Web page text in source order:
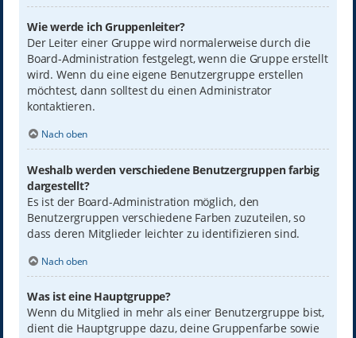
Wie werde ich Gruppenleiter?
Der Leiter einer Gruppe wird normalerweise durch die
Board-Administration festgelegt, wenn die Gruppe erstellt
wird. Wenn du eine eigene Benutzergruppe erstellen
möchtest, dann solltest du einen Administrator
kontaktieren.
Nach oben
Weshalb werden verschiedene Benutzergruppen farbig
dargestellt?
Es ist der Board-Administration möglich, den
Benutzergruppen verschiedene Farben zuzuteilen, so
dass deren Mitglieder leichter zu identifizieren sind.
Nach oben
Was ist eine Hauptgruppe?
Wenn du Mitglied in mehr als einer Benutzergruppe bist,
dient die Hauptgruppe dazu, deine Gruppenfarbe sowie